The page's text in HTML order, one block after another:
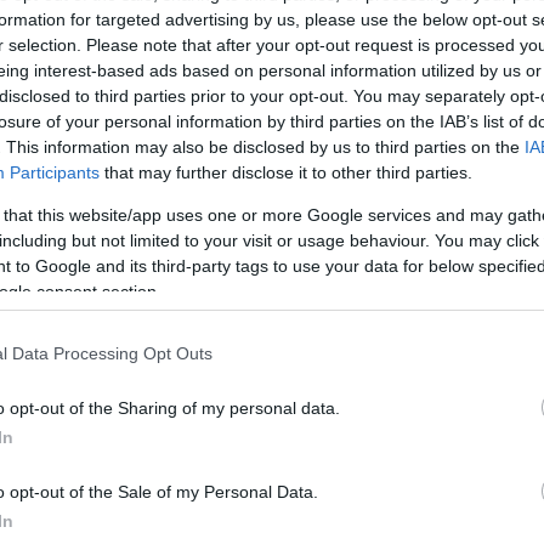
for targeted advertising by us, please use the below opt-out
selection. Please note that after your opt-out request is processed
interest-based ads based on personal information utilized by us
to third parties prior to your opt-out. You may separately
of your personal information by third parties on the IAB’s list of
This information may also be disclosed by us to third parties on the
Participants that may further disclose it to other third parties.
that this website/app uses one or more Google services and may
but not limited to your visit or usage behaviour. You may
to Google and its third-party tags to use your data for below
consent section.
Data Processing Opt Outs
opt-out of the Sharing of my personal data.
opt-out of the Sale of my Personal Data.
τις πιο συχνές διατροφικές
γυναίκες. Ωστόσο, πριν
συχνά στέλνει τα
επίπεδα φεριτίνης.
να συγκεντρωθείς
περισσότερο από το
κρύβεται σε αυτή τημικρή
.